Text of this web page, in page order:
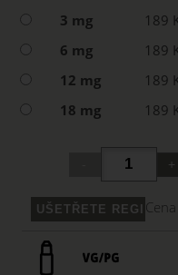
3 mg
189
6 mg
189
12 mg
189
18 mg
189